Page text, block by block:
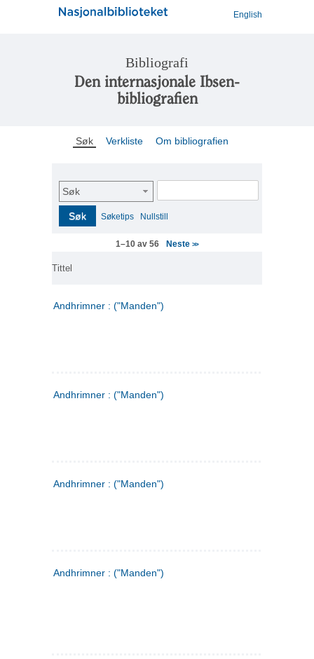
English
Bibliografi
Den internasjonale Ibsen-
bibliografien
Søk Verkliste Om bibliografien
Søk
Søk Søketips Nullstill
1–10 av 56 Neste>>
Tittel
Andhrimner : ("Manden")
Andhrimner : ("Manden")
Andhrimner : ("Manden")
Andhrimner : ("Manden")